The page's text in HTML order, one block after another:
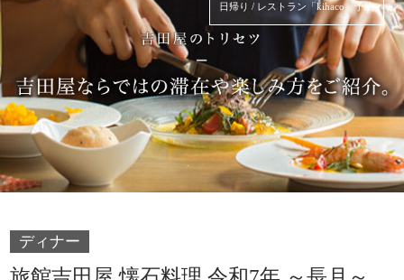
日帰り / レストラン「kihaco」予約
ディナー